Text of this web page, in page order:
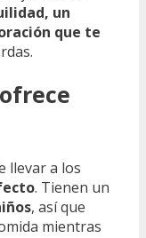
un
que te
llevar a los
. Tienen un
, así que
mientras